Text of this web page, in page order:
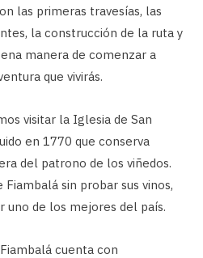
las primeras travesías, las
la construcción de la ruta y
manera de comenzar a
que vivirás.
visitar la Iglesia de San
en 1770 que conserva
del patrono de los viñedos.
sin probar sus vinos,
uno de los mejores del país.
cuenta con